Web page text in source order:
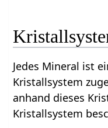
Jedes Mineral ist
Kristallsystem
anhand dieses
Kristallsystem